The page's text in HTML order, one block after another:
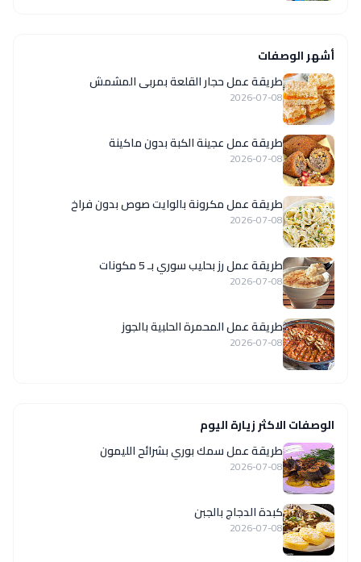
أشهر الوصفات
طريقة عمل حجار القلعة بمربى المشمش
2026-07-08
طريقة عمل عجينة الكبة بدون ماكينة
2026-07-08
طريقة عمل مكرونة بالوايت صوص بدون فراخ
2026-07-08
طريقة عمل رز بحليب سوري بـ 5 مكونات
2026-07-08
طريقة عمل المحمرة الحلبية بالجوز
2026-07-08
الوصفات الاكثر زيارة اليوم
طريقة عمل سمك بوري بشرائح الليمون
2026-07-08
كبدة الدجاج بالجبن
2026-07-08